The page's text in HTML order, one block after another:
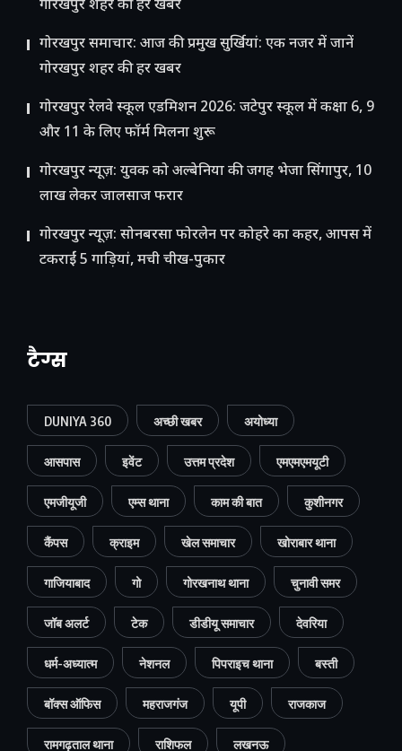
गोरखपुर शहर की हर खबर
गोरखपुर समाचार: आज की प्रमुख सुर्खियां: एक नजर में जानें
गोरखपुर शहर की हर खबर
गोरखपुर रेलवे स्कूल एडमिशन 2026: जटेपुर स्कूल में कक्षा 6, 9
और 11 के लिए फॉर्म मिलना शुरू
गोरखपुर न्यूज़: युवक को अल्बेनिया की जगह भेजा सिंगापुर, 10
लाख लेकर जालसाज फरार
गोरखपुर न्यूज़: सोनबरसा फोरलेन पर कोहरे का कहर, आपस में
टकराईं 5 गाड़ियां, मची चीख-पुकार
टैग्स
DUNIYA 360 अच्छी खबर अयोध्या
आसपास इवेंट उत्तम प्रदेश एमएमएमयूटी
एमजीयूजी एम्स थाना काम की बात कुशीनगर
कैंपस क्राइम खेल समाचार खोराबार थाना
गाजियाबाद गो गोरखनाथ थाना चुनावी समर
जॉब अलर्ट टेक डीडीयू समाचार देवरिया
धर्म-अध्यात्म नेशनल पिपराइच थाना बस्ती
बॉक्स ऑफिस महराजगंज यूपी राजकाज
रामगढ़ताल थाना राशिफल लखनऊ